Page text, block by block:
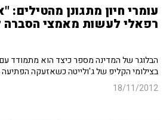
עומרי חיון מתגונן מהטילים:
רפאלי לעשות מאמצי
הבלוגר של המדינה מספר כיצד הוא מתמודד עם
בצילומי הקליפ של ג'ולייטה כשאזעקה
18/11/2012